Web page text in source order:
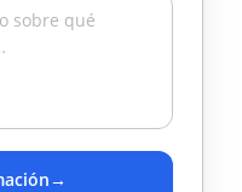
→